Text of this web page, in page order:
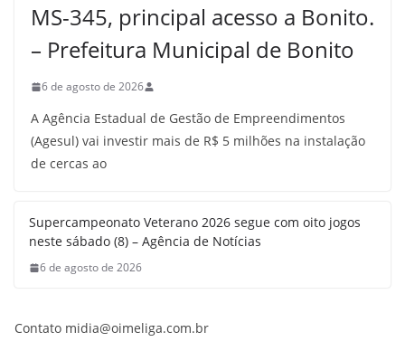
MS-345, principal acesso a Bonito.
– Prefeitura Municipal de Bonito
6 de agosto de 2026
A Agência Estadual de Gestão de Empreendimentos
(Agesul) vai investir mais de R$ 5 milhões na instalação
de cercas ao
Supercampeonato Veterano 2026 segue com oito jogos
neste sábado (8) – Agência de Notícias
6 de agosto de 2026
Contato midia@oimeliga.com.br